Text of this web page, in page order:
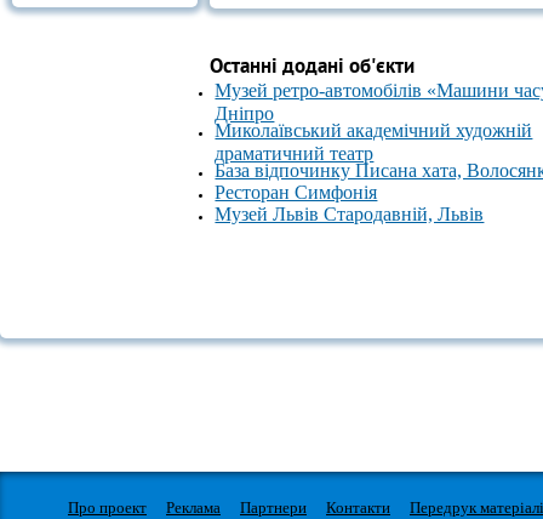
Останні додані об'єкти
Музей ретро-автомобілів «Машини
Дніпро
Миколаївський академічний художній
драматичний театр
База відпочинку Писана хата,
Ресторан Симфонія
Музей Львів Стародавній, Львів
Про проект Реклама Партнери Контакти
Передрук